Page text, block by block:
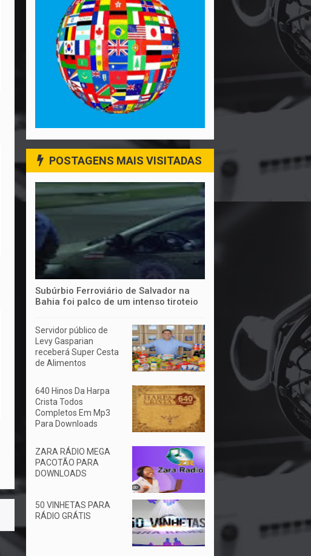
POSTAGENS MAIS VISITADAS
Subúrbio Ferroviário de Salvador na
Bahia foi palco de um intenso tiroteio
Servidor público de
Levy Gasparian
receberá Super Cesta
de Alimentos
640 Hinos Da Harpa
Crista Todos
Completos Em Mp3
Para Downloads
ZARA RÁDIO MEGA
PACOTÃO PARA
DOWNLOADS
50 VINHETAS PARA
RÁDIO GRÁTIS